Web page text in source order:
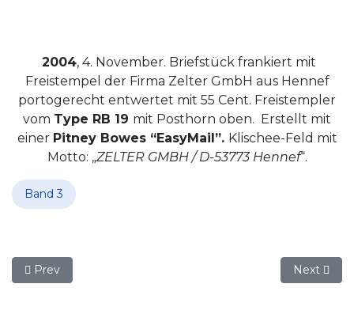
2004, 4. November. Briefstück frankiert mit
Freistempel der Firma Zelter GmbH aus Hennef
portogerecht entwertet mit 55 Cent. Freistempler
vom Type RB 19 mit Posthorn oben. Erstellt mit
einer Pitney Bowes “EasyMail”. Klischee-Feld mit
Motto: „ZELTER GMBH / D-53773 Hennef“.
Band 3
Previous article: 9.4.4 (05) Freistempler des Hennefer
Prev Next
Next